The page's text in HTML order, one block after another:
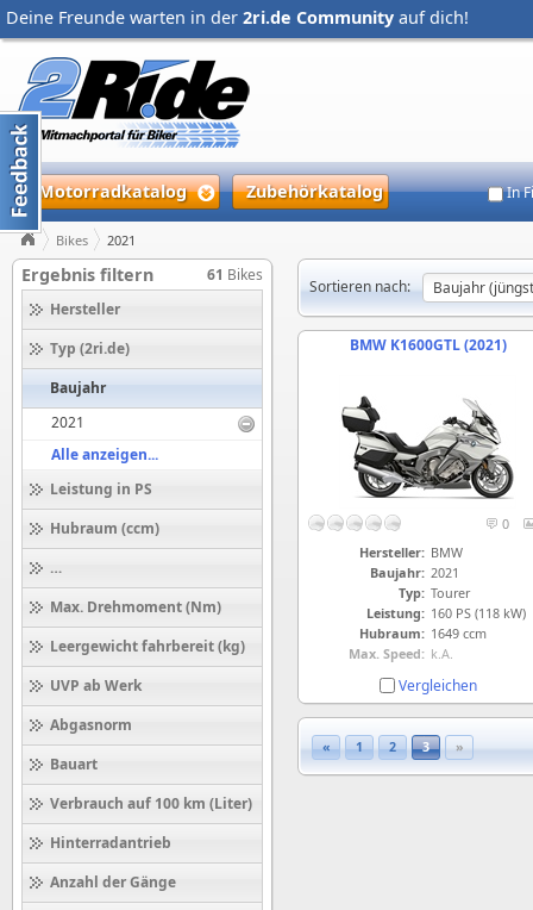
Deine Freunde warten in der 2ri.de Community auf dich!
Motorradkatalog Zubehörkatalog In
Bikes 2021
Ergebnis filtern 61 Bikes
Hersteller
Typ (2ri.de)
Baujahr
2021
Alle anzeigen...
Leistung in PS
Hubraum (ccm)
Höchstgeschwindigkeit (km/h)
Max. Drehmoment (Nm)
Leergewicht fahrbereit (kg)
UVP ab Werk
Abgasnorm
Bauart
Verbrauch auf 100 km (Liter)
Hinterradantrieb
Anzahl der Gänge
Sortieren nach:
BMW K1600GTL (2021)
0
Hersteller: BMW
Baujahr: 2021
Typ: Tourer
Leistung: 160 PS (118 kW)
Hubraum: 1649 ccm
Max. Speed: k.A.
Vergleichen
« 1 2 3 »